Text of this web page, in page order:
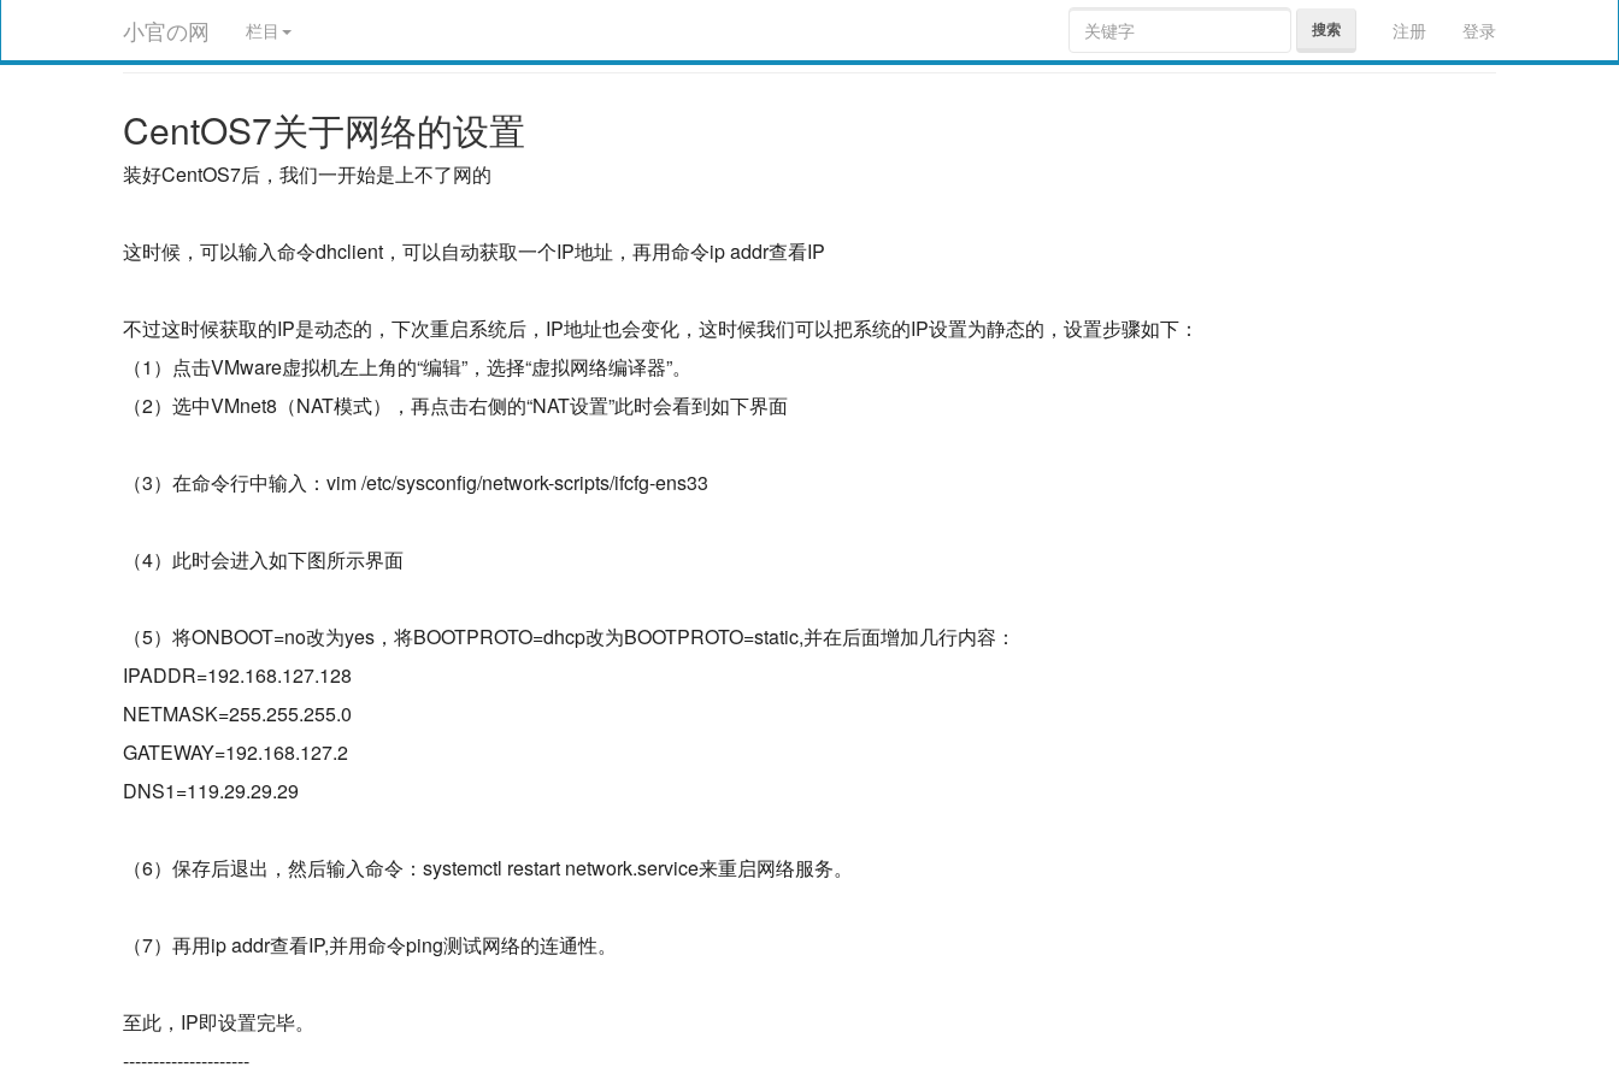
小官の网 栏目 注册 登录
搜索
CentOS7关于网络的设置
装好CentOS7后，我们一开始是上不了网的
这时候，可以输入命令dhclient，可以自动获取一个IP地址，再用命令ip addr查看IP
不过这时候获取的IP是动态的，下次重启系统后，IP地址也会变化，这时候我们可以把系统的IP设置为静态的，设置步骤如下：
（1）点击VMware虚拟机左上角的“编辑”，选择“虚拟网络编译器”。
（2）选中VMnet8（NAT模式），再点击右侧的“NAT设置”此时会看到如下界面
（3）在命令行中输入：vim /etc/sysconfig/network-scripts/ifcfg-ens33
（4）此时会进入如下图所示界面
（5）将ONBOOT=no改为yes，将BOOTPROTO=dhcp改为BOOTPROTO=static,并在后面增加几行内容：
IPADDR=192.168.127.128
NETMASK=255.255.255.0
GATEWAY=192.168.127.2
DNS1=119.29.29.29
（6）保存后退出，然后输入命令：systemctl restart network.service来重启网络服务。
（7）再用ip addr查看IP,并用命令ping测试网络的连通性。
至此，IP即设置完毕。
---------------------